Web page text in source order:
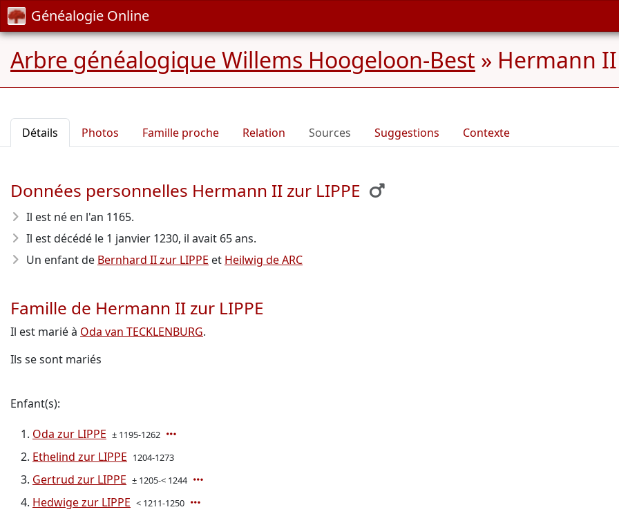
Généalogie Online
Arbre généalogique Willems Hoogeloon-Best » Hermann II
Détails Photos Famille proche Relation Sources Suggestions Contexte
Données personnelles Hermann II zur LIPPE
Il est né en l'an 1165.
Il est décédé le 1 janvier 1230, il avait 65 ans.
Un enfant de Bernhard II zur LIPPE et Heilwig de ARC
Famille de Hermann II zur LIPPE
Il est marié à Oda van TECKLENBURG.
Ils se sont mariés
Enfant(s):
Oda zur LIPPE ± 1195-1262
Ethelind zur LIPPE 1204-1273
Gertrud zur LIPPE ± 1205-< 1244
Hedwige zur LIPPE < 1211-1250